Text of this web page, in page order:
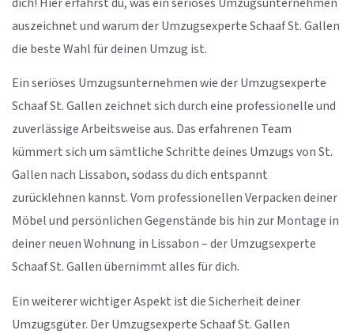
dich! Hier erfährst du, was ein seriöses Umzugsunternehmen
auszeichnet und warum der Umzugsexperte Schaaf St. Gallen
die beste Wahl für deinen Umzug ist.
Ein seriöses Umzugsunternehmen wie der Umzugsexperte
Schaaf St. Gallen zeichnet sich durch eine professionelle und
zuverlässige Arbeitsweise aus. Das erfahrenen Team
kümmert sich um sämtliche Schritte deines Umzugs von St.
Gallen nach Lissabon, sodass du dich entspannt
zurücklehnen kannst. Vom professionellen Verpacken deiner
Möbel und persönlichen Gegenstände bis hin zur Montage in
deiner neuen Wohnung in Lissabon – der Umzugsexperte
Schaaf St. Gallen übernimmt alles für dich.
Ein weiterer wichtiger Aspekt ist die Sicherheit deiner
Umzugsgüter. Der Umzugsexperte Schaaf St. Gallen